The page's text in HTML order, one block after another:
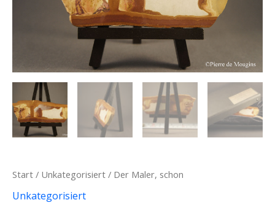
Start / Unkategorisiert / Der Maler, schon
Unkategorisiert